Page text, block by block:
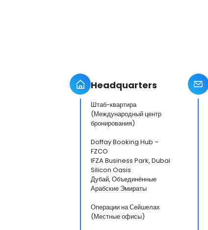
Headquarters
Штаб-квартира
(Международный центр
бронирования)
Doffay Booking Hub –
FZCO
IFZA Business Park, Dubai
Silicon Oasis
Дубай, Объединённые
Арабские Эмираты
Операции на Сейшелах
(Местные офисы)